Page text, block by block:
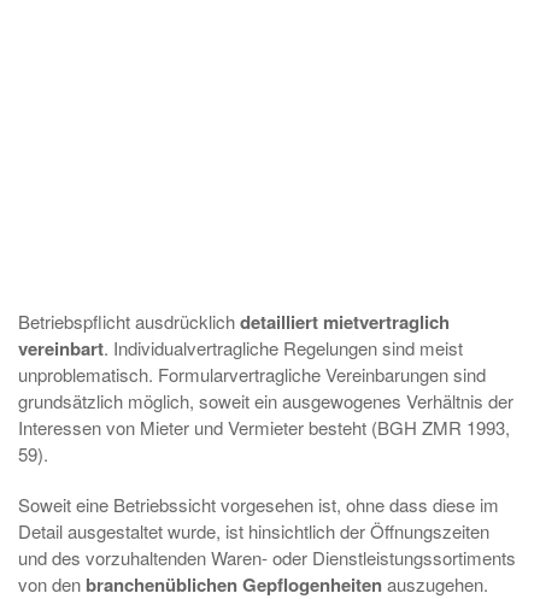
Betriebspflicht ausdrücklichdetailliert mietvertraglich
vereinbart. Individualvertragliche Regelungen sind meist
unproblematisch. Formularvertragliche Vereinbarungen sind
grundsätzlich möglich, soweit ein ausgewogenes Verhältnis der
Interessen von Mieter und Vermieter besteht (BGH ZMR 1993,
59).
Soweit eine Betriebssicht vorgesehen ist, ohne dass diese im
Detail ausgestaltet wurde, ist hinsichtlich der Öffnungszeiten
und des vorzuhaltenden Waren- oder Dienstleistungssortiments
von den branchenüblichen Gepflogenheitenauszugehen.